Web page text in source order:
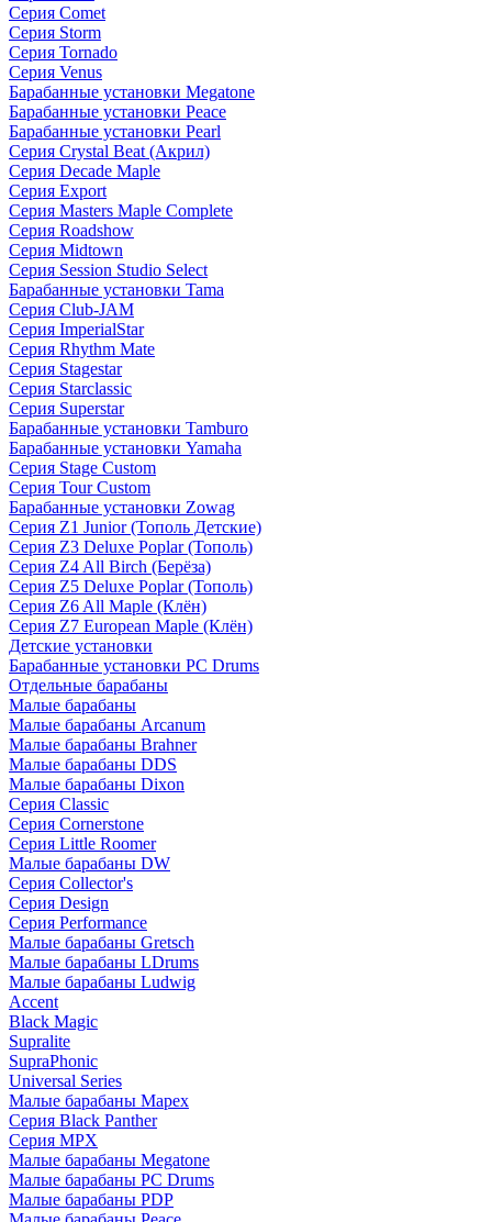
Серия Comet
Серия Storm
Серия Tornado
Серия Venus
Барабанные установки Megatone
Барабанные установки Peace
Барабанные установки Pearl
Серия Crystal Beat (Акрил)
Серия Decade Maple
Серия Export
Серия Masters Maple Complete
Серия Roadshow
Серия Midtown
Серия Session Studio Select
Барабанные установки Tama
Серия Club-JAM
Серия ImperialStar
Серия Rhythm Mate
Серия Stagestar
Серия Starclassic
Серия Superstar
Барабанные установки Tamburo
Барабанные установки Yamaha
Серия Stage Custom
Серия Tour Custom
Барабанные установки Zowag
Серия Z1 Junior (Тополь Детские)
Серия Z3 Deluxe Poplar (Тополь)
Серия Z4 All Birch (Берёза)
Серия Z5 Deluxe Poplar (Тополь)
Серия Z6 All Maple (Клён)
Серия Z7 European Maple (Клён)
Детские установки
Барабанные установки PC Drums
Отдельные барабаны
Малые барабаны
Малые барабаны Arcanum
Малые барабаны Brahner
Малые барабаны DDS
Малые барабаны Dixon
Серия Classic
Серия Cornerstone
Серия Little Roomer
Малые барабаны DW
Серия Collector's
Серия Design
Серия Performance
Малые барабаны Gretsch
Малые барабаны LDrums
Малые барабаны Ludwig
Accent
Black Magic
Supralite
SupraPhonic
Universal Series
Малые барабаны Mapex
Серия Black Panther
Серия MPX
Малые барабаны Megatone
Малые барабаны PC Drums
Малые барабаны PDP